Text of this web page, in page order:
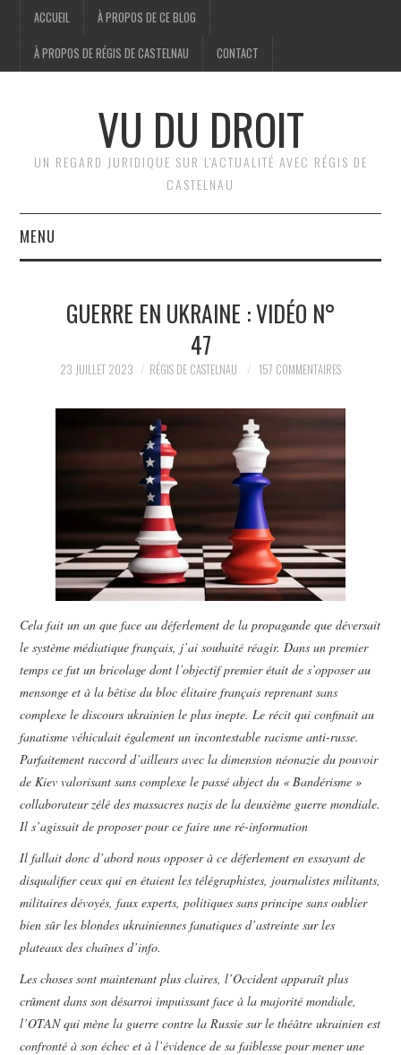
ACCUEIL À PROPOS DE CE BLOG
À PROPOS DE RÉGIS DE CASTELNAU CONTACT
VU DU DROIT
UN REGARD JURIDIQUE SUR L'ACTUALITÉ AVEC RÉGIS DE
CASTELNAU
MENU
BRÈVES
JURIDIQUE
HISTOIRE
CULTURE
SPORT
GUERRE EN UKRAINE : VIDÉO N°
47
23 JUILLET 2023 RÉGIS DE CASTELNAU 157 COMMENTAIRES
Cela fait un an que face au déferlement de la propagande que déversait
le système médiatique français, j’ai souhaité réagir. Dans un premier
temps ce fut un bricolage dont l’objectif premier était de s’opposer au
mensonge et à la bêtise du bloc élitaire français reprenant sans
complexe le discours ukrainien le plus inepte. Le récit qui confinait au
fanatisme véhiculait également un incontestable racisme anti-russe.
Parfaitement raccord d’ailleurs avec la dimension néonazie du pouvoir
de Kiev valorisant sans complexe le passé abject du « Bandérisme »
collaborateur zélé des massacres nazis de la deuxième guerre mondiale.
Il s’agissait de proposer pour ce faire une ré-information
Il fallait donc d’abord nous opposer à ce déferlement en essayant de
disqualifier ceux qui en étaient les télégraphistes, journalistes militants,
militaires dévoyés, faux experts, politiques sans principe sans oublier
bien sûr les blondes ukrainiennes fanatiques d’astreinte sur les
plateaux des chaînes d’info.
Les choses sont maintenant plus claires, l’Occident apparaît plus
crûment dans son désarroi impuissant face à la majorité mondiale,
l’OTAN qui mène la guerre contre la Russie sur le théâtre ukrainien est
confronté à son échec et à l’évidence de sa faiblesse pour mener une